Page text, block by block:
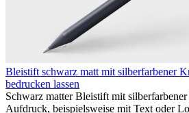
Bleistift schwarz matt mit silberfarbener
bedrucken lassen
Schwarz matter Bleistift mit
Aufdruck, beispielsweise mit Text oder